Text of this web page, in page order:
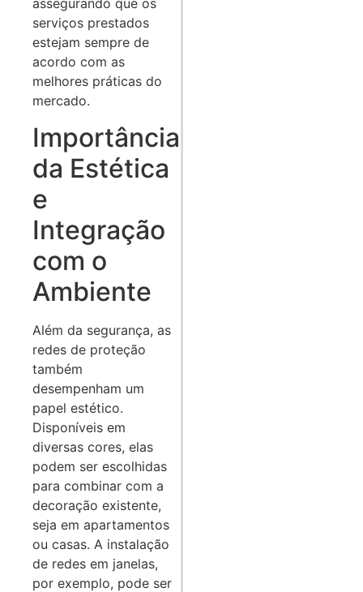
assegurando que os
serviços prestados
estejam sempre de
acordo com as
melhores práticas do
mercado.
Importância
da Estética
e
Integração
com o
Ambiente
Além da segurança, as
redes de proteção
também
desempenham um
papel estético.
Disponíveis em
diversas cores, elas
podem ser escolhidas
para combinar com a
decoração existente,
seja em apartamentos
ou casas. A instalação
de redes em janelas,
por exemplo, pode ser